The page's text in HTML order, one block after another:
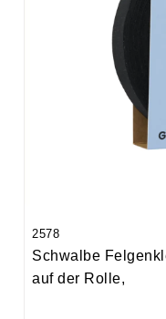
2578
Schwalbe
auf der Rolle,